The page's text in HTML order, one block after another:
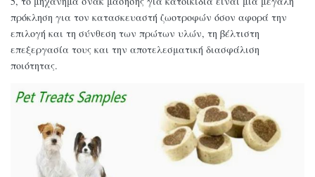
πρόκληση για τον κατασκευαστή ζωοτροφών όσον αφορά την
επιλογή και τη σύνθεση των πρώτων υλών, τη βέλτιστη
επεξεργασία τους και την αποτελεσματική διασφάλιση
ποιότητας.